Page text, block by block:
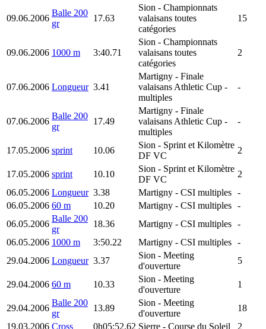
09.06.2006
Balle 200
gr
17.63
Sion - Championnats
valaisans toutes
catégories
15
09.06.2006 1000 m 3:40.71
Sion - Championnats
valaisans toutes
catégories
2
07.06.2006 Longueur 3.41
Martigny - Finale
valaisans Athletic Cup -
multiples
-
07.06.2006
Balle 200
gr
17.49
Martigny - Finale
valaisans Athletic Cup -
multiples
-
17.05.2006 sprint 10.06
Sion - Sprint et Kilomètre
DF VC
2
17.05.2006 sprint 10.10
Sion - Sprint et Kilomètre
DF VC
2
06.05.2006 Longueur 3.38 Martigny - CSI multiples -
06.05.2006 60 m 10.20 Martigny - CSI multiples -
06.05.2006
Balle 200
gr
18.36 Martigny - CSI multiples -
06.05.2006 1000 m 3:50.22 Martigny - CSI multiples -
29.04.2006 Longueur 3.37
Sion - Meeting
d'ouverture
5
29.04.2006 60 m 10.33
Sion - Meeting
d'ouverture
1
29.04.2006
Balle 200
gr
13.89
Sion - Meeting
d'ouverture
18
19.03.2006 Cross 0h05:52.62 Sierre - Course du Soleil 2